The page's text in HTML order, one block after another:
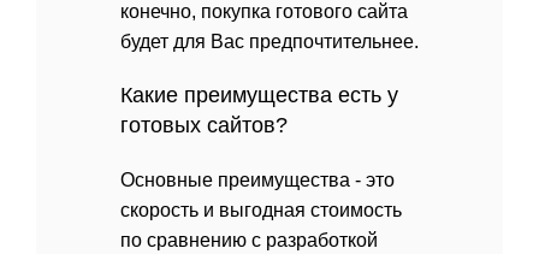
конечно, покупка готового сайта
будет для Вас предпочтительнее.
Какие преимущества есть у
готовых сайтов?
Основные преимущества - это
скорость и выгодная стоимость
по сравнению с разработкой